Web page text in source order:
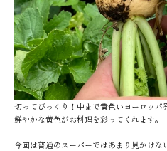
切ってびっくり！中まで黄色いヨーロッパ
鮮やかな黄色がお料理を彩ってくれます。
今回は普通のスーパーではあまり見かけ